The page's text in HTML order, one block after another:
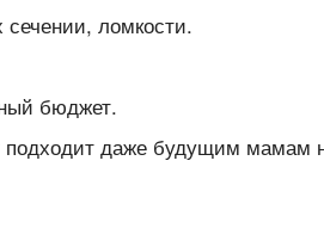
сечении, ломкости.
бюджет.
подходит даже будущим мамам